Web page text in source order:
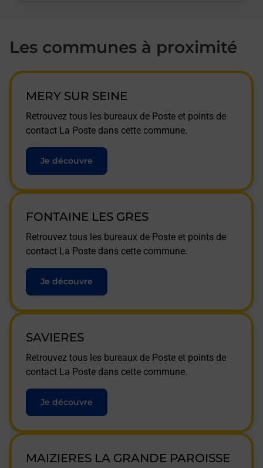
Les communes à proximité
MERY SUR SEINE
Retrouvez tous les bureaux de Poste et points de
contact La Poste dans cette commune.
Je découvre
FONTAINE LES GRES
Retrouvez tous les bureaux de Poste et points de
contact La Poste dans cette commune.
Je découvre
SAVIERES
Retrouvez tous les bureaux de Poste et points de
contact La Poste dans cette commune.
Je découvre
MAIZIERES LA GRANDE PAROISSE